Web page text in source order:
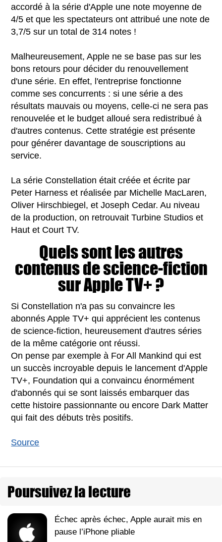
accordé à la série d'Apple une note moyenne de
4/5 et que les spectateurs ont attribué une note de
3,7/5 sur un total de 314 notes !
Malheureusement, Apple ne se base pas sur les
bons retours pour décider du renouvellement
d'une série. En effet, l'entreprise fonctionne
comme ses concurrents : si une série a des
résultats mauvais ou moyens, celle-ci ne sera pas
renouvelée et le budget alloué sera redistribué à
d'autres contenus. Cette stratégie est présente
pour générer davantage de souscriptions au
service.
La série Constellation était créée et écrite par
Peter Harness et réalisée par Michelle MacLaren,
Oliver Hirschbiegel, et Joseph Cedar. Au niveau
de la production, on retrouvait Turbine Studios et
Haut et Court TV.
Quels sont les autres
contenus de science-fiction
sur Apple TV+ ?
Si Constellation n'a pas su convaincre les
abonnés Apple TV+ qui apprécient les contenus
de science-fiction, heureusement d'autres séries
de la même catégorie ont réussi.
On pense par exemple à For All Mankind qui est
un succès incroyable depuis le lancement d'Apple
TV+, Foundation qui a convaincu énormément
d'abonnés qui se sont laissés embarquer das
cette histoire passionnante ou encore Dark Matter
qui fait des débuts très positifs.
Source
Poursuivez la lecture
Échec après échec, Apple aurait mis en
pause l’iPhone pliable